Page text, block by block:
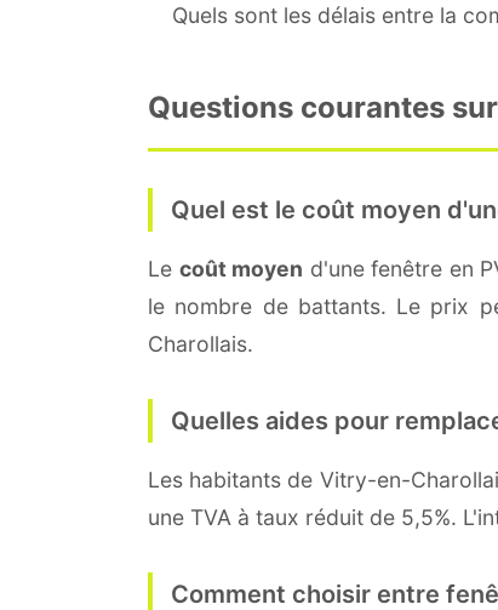
Quels sont les délais entre la
Questions courantes
Quel est le coût moyen
Le coût moyen d'une fenêtre en
le nombre de battants. Le prix
Charollais.
Quelles aides pour
Les habitants de Vitry-en-
une TVA à taux réduit de 5,5%.
Comment choisir entre